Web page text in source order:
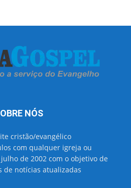
NÓS
cristão/evangélico
com qualquer igreja ou
de 2002 com o objetivo de
de notícias atualizadas